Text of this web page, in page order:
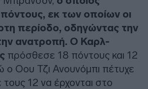
εκ των οποίων οι
περίοδο, οδηγώντας την
ανατροπή. Ο Καρλ-
πρόσθεσε 18 πόντους και 12
ο Οου Τζι Ανουνόμπι πέτυχε
12 να έρχονται στο